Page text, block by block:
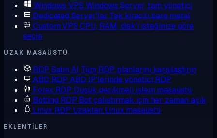
Windows VPS Windows Server, tam yönetici
Dedicated Server'lar Tek kiracılı bare metal
Custom VPS CPU, RAM, disk'i isteğinize göre
seçin
UZAK MASAÜSTÜ
RDP Satın Al Tüm RDP planlarını karşılaştırın
ABD RDP ABD IP'lerinde yönetici RDP
Forex RDP Düşük gecikmeli işlem masaüstü
Botting RDP Bot çalıştırmak için her zaman açık
Linux RDP Uzaktan Linux masaüstü
EKLENTILER